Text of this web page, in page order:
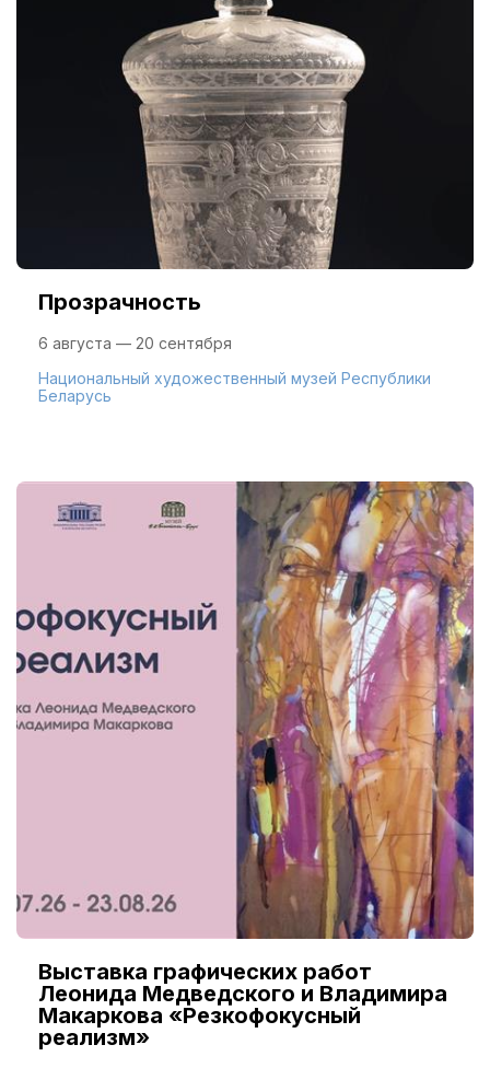
Прозрачность
6 августа — 20 сентября
Национальный художественный музей Республики
Беларусь
Выставка графических работ
Леонида Медведского и Владимира
Макаркова «Резкофокусный
реализм»